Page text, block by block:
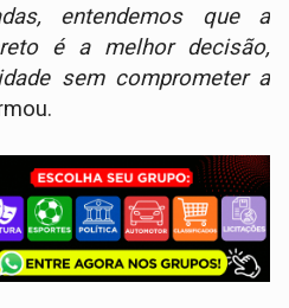
entendemos que a
é a melhor decisão,
sem comprometer a